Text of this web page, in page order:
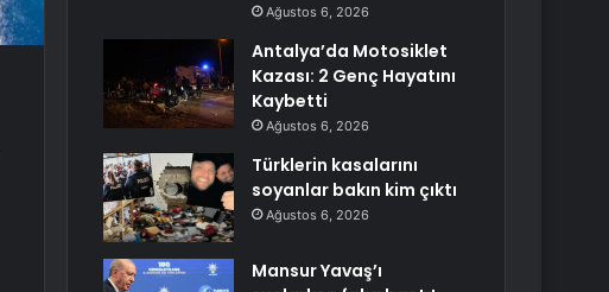
Ağustos 6, 2026
Antalya’da Motosiklet
Kazası: 2 Genç Hayatını
Kaybetti
Ağustos 6, 2026
Türklerin kasalarını
soyanlar bakın kim çıktı
Ağustos 6, 2026
Mansur Yavaş’ı